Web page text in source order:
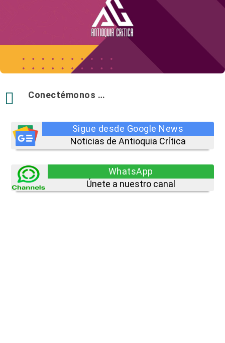
 Conectémonos …
Sigue desde Google News
Noticias de Antioquia Crítica
WhatsApp
Únete a nuestro canal